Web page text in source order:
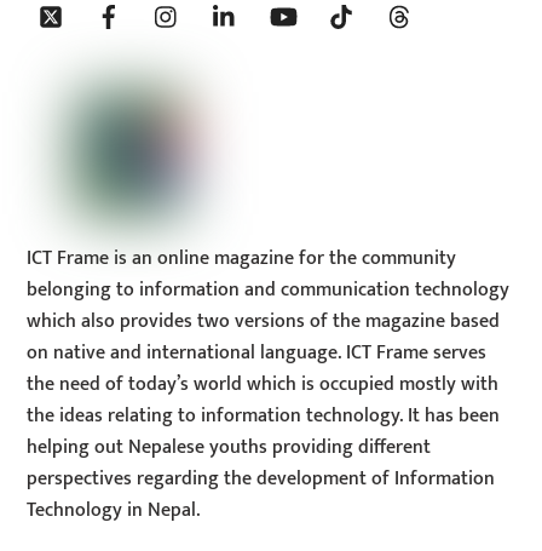
To
ICT Frame is an online magazine for the community
belonging to information and communication technology
which also provides two versions of the magazine based
on native and international language. ICT Frame serves
the need of today’s world which is occupied mostly with
the ideas relating to information technology. It has been
helping out Nepalese youths providing different
perspectives regarding the development of Information
Technology in Nepal.